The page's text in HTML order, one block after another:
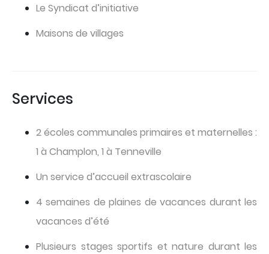
Le Syndicat d’initiative
Maisons de villages
Services
2 écoles communales primaires et maternelles :
1 à Champlon, 1 à Tenneville
Un service d’accueil extrascolaire
4 semaines de plaines de vacances durant les
vacances d’été
Plusieurs stages sportifs et nature durant les